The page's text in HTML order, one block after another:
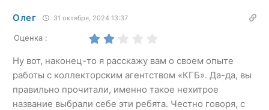
Олег 31 октября, 2024 13:37
Оценка :
Ну вот, наконец-то я расскажу вам о своем опыте
работы с коллекторским агентством «КГБ». Да-да, вы
правильно прочитали, именно такое нехитрое
название выбрали себе эти ребята. Честно говоря, с